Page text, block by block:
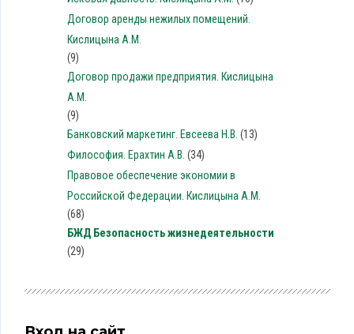
Договор аренды нежилых помещений.
Кислицына А.М.
(9)
Договор продажи предприятия. Кислицына
А.М.
(9)
Банковский маркетинг. Евсеева Н.В. (13)
Философия. Ерахтин А.В. (34)
Правовое обеспечение экономии в
Российской Федерации. Кислицына А.М.
(68)
БЖД Безопасность жизнедеятельности
(29)